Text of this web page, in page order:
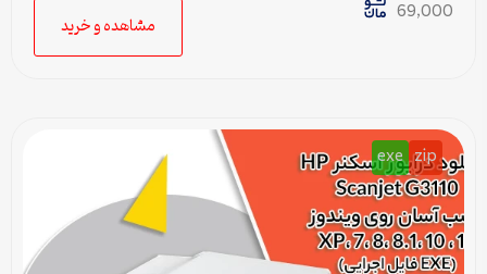
69,000
مشاهده و خرید
zip
exe